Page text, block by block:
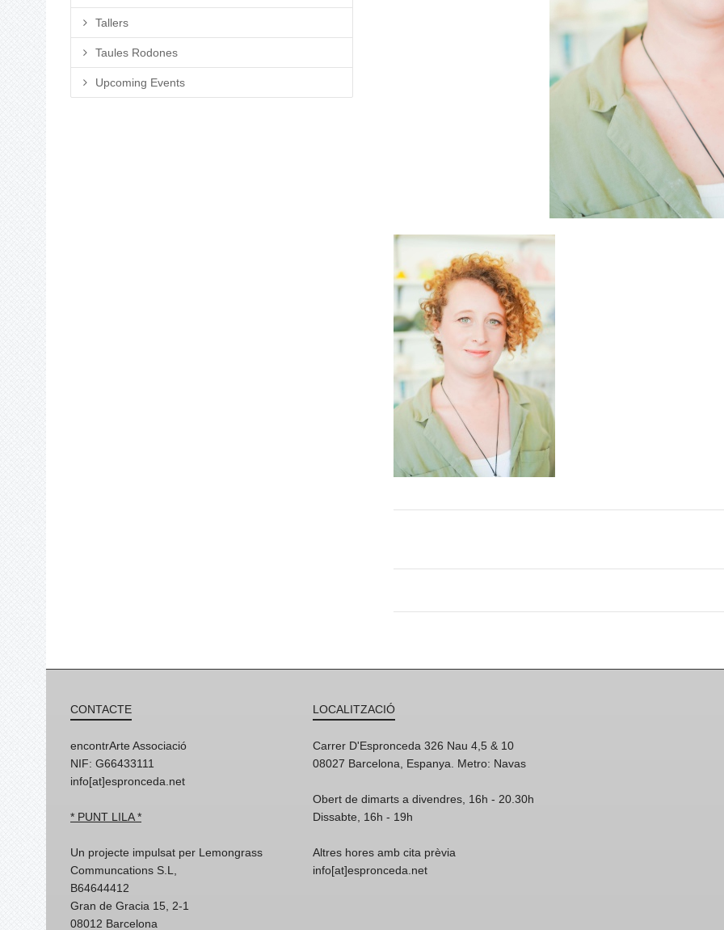
Tallers
Taules Rodones
Upcoming Events
CONTACTE
encontrArte Associació
NIF: G66433111
info[at]espronceda.net
* PUNT LILA *
Un projecte impulsat per Lemongrass
Communcations S.L,
B64644412
Gran de Gracia 15, 2-1
08012 Barcelona
LOCALITZACIÓ
Carrer D'Espronceda 326 Nau 4,5 & 10
08027 Barcelona, Espanya. Metro: Navas
Obert de dimarts a divendres, 16h - 20.30h
Dissabte, 16h - 19h
Altres hores amb cita prèvia
info[at]espronceda.net